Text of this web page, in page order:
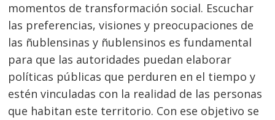
momentos de transformación social. Escuchar
las preferencias, visiones y preocupaciones de
las ñublensinas y ñublensinos es fundamental
para que las autoridades puedan elaborar
políticas públicas que perduren en el tiempo y
estén vinculadas con la realidad de las personas
que habitan este territorio. Con ese objetivo se